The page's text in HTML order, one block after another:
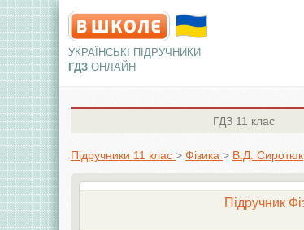
УКРАЇНСЬКІ ПІДРУЧНИКИ
ГДЗ ОНЛАЙН
ГДЗ11 клас
Підручники 11 клас > Фізика > В.Д.
Підручник